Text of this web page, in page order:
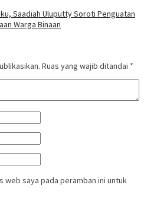
Saadiah Uluputty Soroti Penguatan
Warga Binaan
Ruas yang wajib ditandai *
web saya pada peramban ini untuk